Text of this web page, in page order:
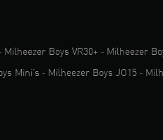
Milheezer Boys VR30+ - Milheezer
Mini’s - Milheezer Boys JO15 -